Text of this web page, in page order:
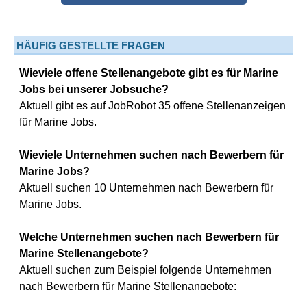
HÄUFIG GESTELLTE FRAGEN
Wieviele offene Stellenangebote gibt es für Marine
Jobs bei unserer Jobsuche?
Aktuell gibt es auf JobRobot 35 offene Stellenanzeigen
für Marine Jobs.
Wieviele Unternehmen suchen nach Bewerbern für
Marine Jobs?
Aktuell suchen 10 Unternehmen nach Bewerbern für
Marine Jobs.
Welche Unternehmen suchen nach Bewerbern für
Marine Stellenangebote?
Aktuell suchen zum Beispiel folgende Unternehmen
nach Bewerbern für Marine Stellenangebote: